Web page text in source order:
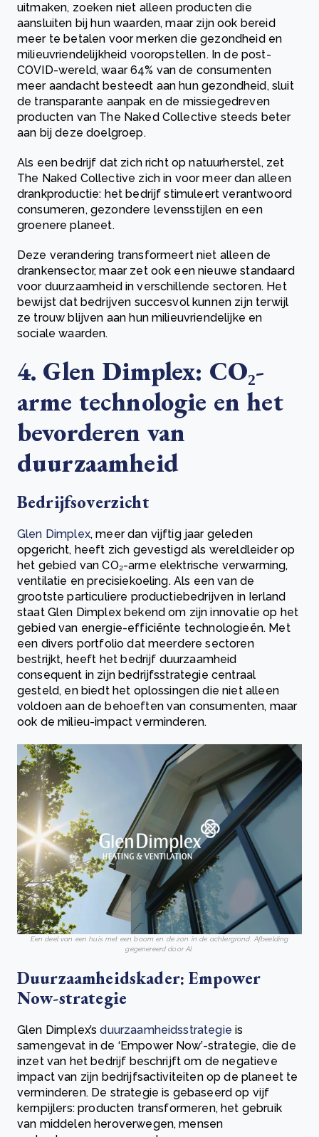
uitmaken, zoeken niet alleen producten die
aansluiten bij hun waarden, maar zijn ook bereid
meer te betalen voor merken die gezondheid en
milieuvriendelijkheid vooropstellen. In de post-
COVID-wereld, waar 64% van de consumenten
meer aandacht besteedt aan hun gezondheid, sluit
de transparante aanpak en de missiegedreven
producten van The Naked Collective steeds beter
aan bij deze doelgroep.
Als een bedrijf dat zich richt op natuurherstel, zet
The Naked Collective zich in voor meer dan alleen
drankproductie: het bedrijf stimuleert verantwoord
consumeren, gezondere levensstijlen en een
groenere planeet.
Deze verandering transformeert niet alleen de
drankensector, maar zet ook een nieuwe standaard
voor duurzaamheid in verschillende sectoren. Het
bewijst dat bedrijven succesvol kunnen zijn terwijl
ze trouw blijven aan hun milieuvriendelijke en
sociale waarden.
4. Glen Dimplex: CO₂-
arme technologie en het
bevorderen van
duurzaamheid
Bedrijfsoverzicht
Glen Dimplex, meer dan vijftig jaar geleden
opgericht, heeft zich gevestigd als wereldleider op
het gebied van CO₂-arme elektrische verwarming,
ventilatie en precisiekoeling. Als een van de
grootste particuliere productiebedrijven in Ierland
staat Glen Dimplex bekend om zijn innovatie op het
gebied van energie-efficiënte technologieën. Met
een divers portfolio dat meerdere sectoren
bestrijkt, heeft het bedrijf duurzaamheid
consequent in zijn bedrijfsstrategie centraal
gesteld, en biedt het oplossingen die niet alleen
voldoen aan de behoeften van consumenten, maar
ook de milieu-impact verminderen.
Een deel van een huis met een boom en de zon in de achtergrond. Afbeelding
gegenereerd door AI.
Duurzaamheidskader: Empower
Now-strategie
Glen Dimplex’sduurzaamheidsstrategie is
samengevat in de ‘Empower Now’-strategie, die de
inzet van het bedrijf beschrijft om de negatieve
impact van zijn bedrijfsactiviteiten op de planeet te
verminderen. De strategie is gebaseerd op vijf
kernpijlers: producten transformeren, het gebruik
van middelen heroverwegen, mensen